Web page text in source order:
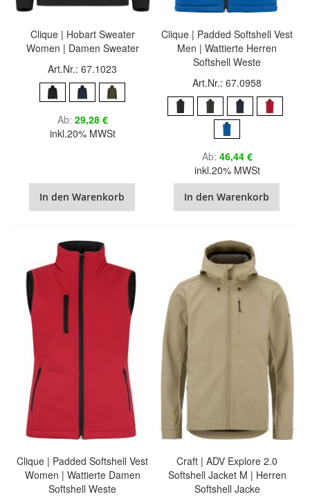
Clique | Hobart Sweater
Women | Damen Sweater
Art.Nr.: 67.1023
Ab 29,28 €
inkl.20% MWSt
In den Warenkorb
Clique | Padded Softshell Vest
Men | Wattierte Herren
Softshell Weste
Art.Nr.: 67.0958
Ab 46,44 €
inkl.20% MWSt
In den Warenkorb
Clique | Padded Softshell Vest
Women | Wattierte Damen
Softshell Weste
Craft | ADV Explore 2.0
Softshell Jacket M | Herren
Softshell Jacke